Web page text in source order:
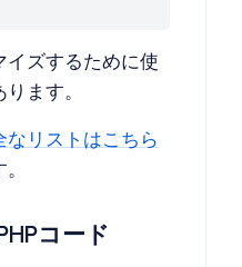
イズするために使
ます。
なリストはこちら
コード